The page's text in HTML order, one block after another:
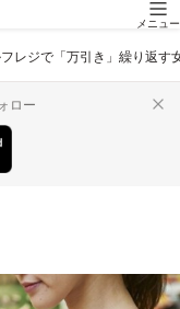
メニュー
レジで「万引き」繰り返
ロー